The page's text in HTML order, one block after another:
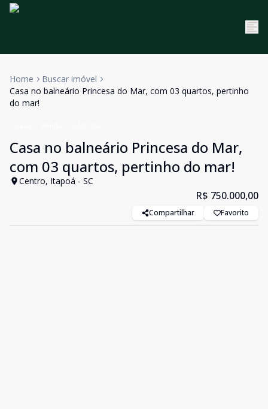
Home
Buscar imóvel
Casa no balneário Princesa do Mar, com 03 quartos, pertinho
do mar!
Casa no balneário Princesa do Mar,
com 03 quartos, pertinho do mar!
Centro, Itapoá - SC
R$ 750.000,00
Compartilhar Favorito